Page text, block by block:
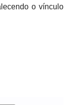
o vínculo